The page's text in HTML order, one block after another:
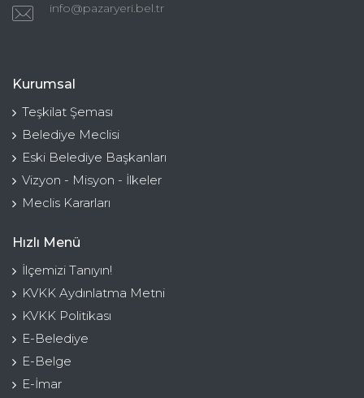
info@pazaryeri.bel.tr
Kurumsal
Teşkilat Şeması
Belediye Meclisi
Eski Belediye Başkanları
Vizyon - Misyon - İlkeler
Meclis Kararları
Hızlı Menü
İlçemizi Tanıyın!
KVKK Aydınlatma Metni
KVKK Politikası
E-Belediye
E-Belge
E-İmar